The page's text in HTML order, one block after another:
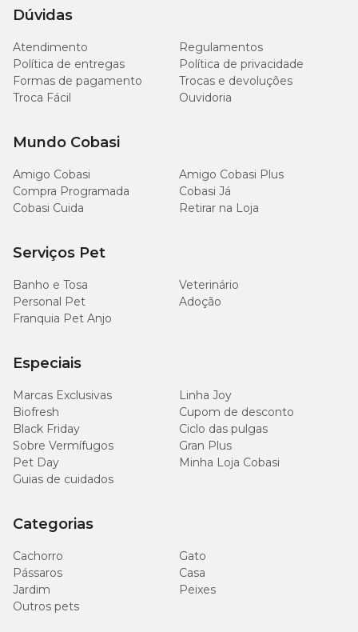
Dúvidas
Atendimento
Regulamentos
Política de entregas
Política de privacidade
Formas de pagamento
Trocas e devoluções
Troca Fácil
Ouvidoria
Mundo Cobasi
Amigo Cobasi
Amigo Cobasi Plus
Compra Programada
Cobasi Já
Cobasi Cuida
Retirar na Loja
Serviços Pet
Banho e Tosa
Veterinário
Personal Pet
Adoção
Franquia Pet Anjo
Especiais
Marcas Exclusivas
Linha Joy
Biofresh
Cupom de desconto
Black Friday
Ciclo das pulgas
Sobre Vermífugos
Gran Plus
Pet Day
Minha Loja Cobasi
Guias de cuidados
Categorias
Cachorro
Gato
Pássaros
Casa
Jardim
Peixes
Outros pets